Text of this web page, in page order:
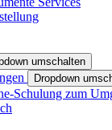
umschalten
Dropdown
Schulung zum